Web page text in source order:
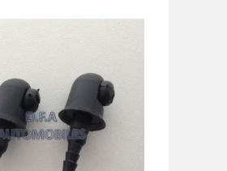
Ajouter Au Panier